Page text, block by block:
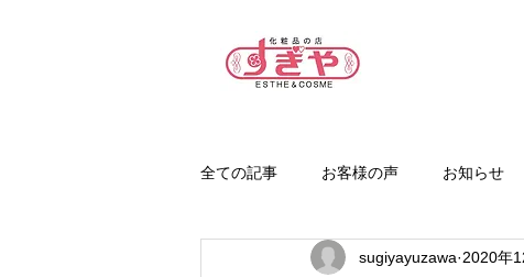
全ての記事 お客様の声 お知らせ
sugiyayuzawa 2020年